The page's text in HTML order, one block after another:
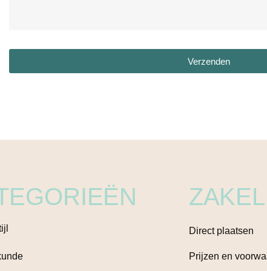
Verzenden
Direct plaatsen
Prijzen en